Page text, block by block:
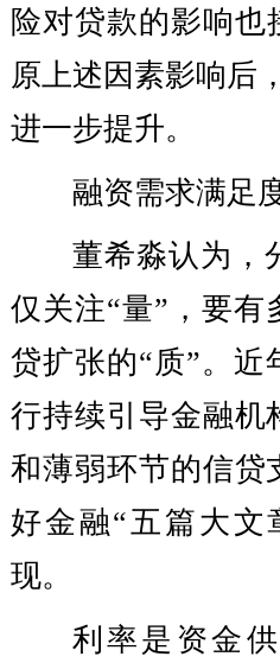
险对贷款的影响也
原上述因素影响后
进一步提升。
融资需求满足
董希淼认为，
仅关注“量”，要有
贷扩张的“质”。近
行持续引导金融机
和薄弱环节的信贷
好金融“五篇大文
现。
利率是资金